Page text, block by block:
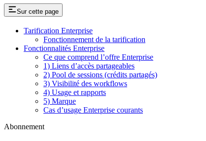
Sur cette page
Tarification Enterprise
Fonctionnement de la tarification
Fonctionnalités Enterprise
Ce que comprend l’offre Enterprise
1) Liens d’accès partageables
2) Pool de sessions (crédits partagés)
3) Visibilité des workflows
4) Usage et rapports
5) Marque
Cas d’usage Enterprise courants
Abonnement